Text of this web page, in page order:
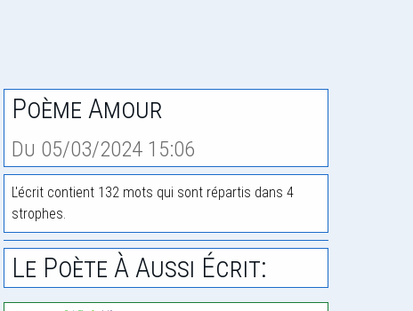
Poème Amour
Du 05/03/2024 15:06
L'écrit contient 132 mots qui sont répartis dans 4
strophes.
Le Poète À Aussi Écrit: